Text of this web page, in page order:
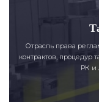
Отрасль права
контрактов, процедур
РК и